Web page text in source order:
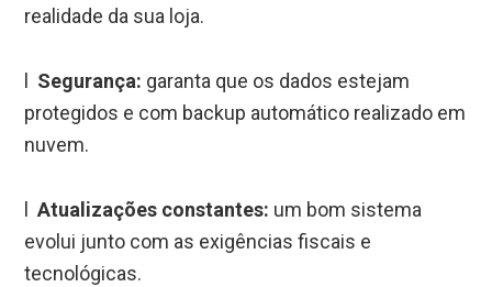
realidade da sua loja.
Segurança: garanta que os dados estejam
protegidos e com backup automático realizado em
nuvem.
lAtualizações constantes: um bom sistema
evolui junto com as exigências fiscais e
tecnológicas.